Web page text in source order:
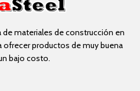
materiales de construcción en
ofrecer productos de muy buena
bajo costo.